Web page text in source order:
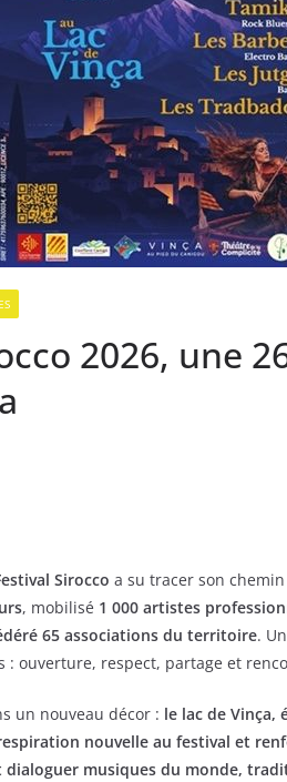
2026, une
Sirocco a su tracer son
, mobilisé 1 000 artistes
65 associations du territoire.
: ouverture, respect, partage et
un nouveau décor : le lac de
nouvelle au festival et
dialoguer musiques du monde,